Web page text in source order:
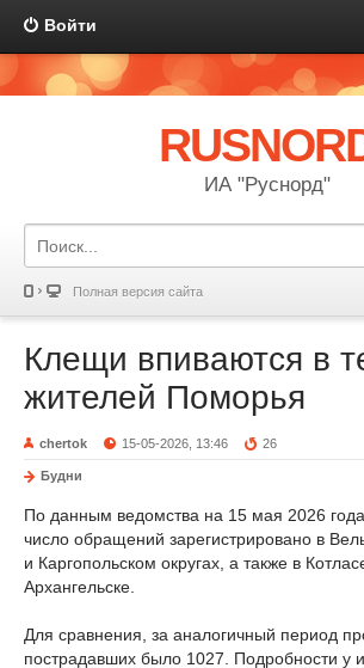
Войти
ИА "Руснорд"
Полная версия сайта
Клещи впиваются в
жителей Поморья
chertok 15-05-2026, 13:46 26
Будни
По данным ведомства на 15 мая 2026
число обращений зарегистрировано в
и Каргопольском округах, а также в
Архангельске.
Для сравнения, за аналогичный период
пострадавших было 1027. Подробности у